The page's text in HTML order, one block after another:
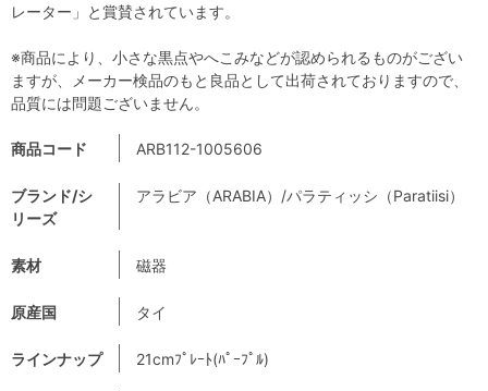
商品コード ARB112-1005606
ブランド/シ
リーズ
アラビア（ARABIA）/パラティッシ（Paratiisi）
素材 磁器
原産国 タイ
ラインナップ 21cmﾌﾟﾚｰﾄ(ﾊﾟｰﾌﾟﾙ)
レーター」と賞賛されています。
※商品により、小さな黒点やへこみなどが認められるものがござい
ますが、メーカー検品のもと良品として出荷されておりますので、
品質には問題ございません。